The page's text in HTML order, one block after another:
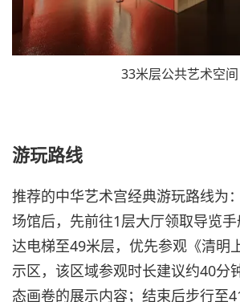
33米层公共艺术空间
游玩路线
推荐的中华艺术宫经典游玩路线为
场馆后，先前往1层大厅领取导览
达电梯至49米层，优先参观《清明
示区，该区域参观时长建议约40分
态画卷的展示内容；结束后步行至